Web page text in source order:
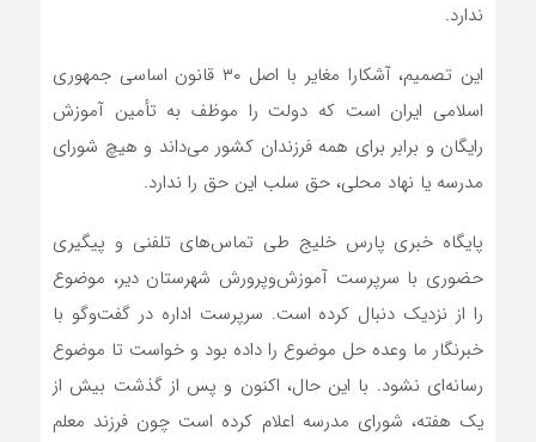
ندارد.
این تصمیم، آشکارا مغایر با اصل ۳۰ قانون اساسی جمهوری
اسلامی ایران است که دولت را موظف به تأمین آموزش
رایگان و برابر برای همه فرزندان کشور می‌داند و هیچ شورای
مدرسه یا نهاد محلی، حق سلب این حق را ندارد.
پایگاه خبری پارس خلیج طی تماس‌های تلفنی و پیگیری
حضوری با سرپرست آموزش‌وپرورش شهرستان دیر، موضوع
را از نزدیک دنبال کرده است. سرپرست اداره در گفت‌وگو با
خبرنگار ما وعده حل موضوع را داده بود و خواست تا موضوع
رسانه‌ای نشود. با این حال، اکنون و پس از گذشت بیش از
یک هفته، شورای مدرسه اعلام کرده است چون فرزند معلم